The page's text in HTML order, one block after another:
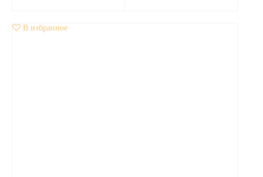
В избранное